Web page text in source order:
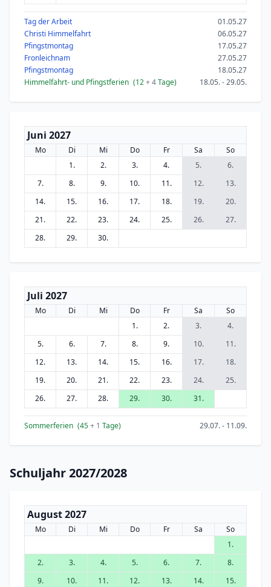
Tag der Arbeit
01.05.27
Christi Himmelfahrt
06.05.27
Pfingstmontag
17.05.27
Fronleichnam
27.05.27
Pfingstmontag
18.05.27
Himmelfahrt- und Pfingstferien (12+ 4Tage) 18.05. - 29.05.
Juni 2027
Mo Di Mi Do Fr Sa
So
1.
2. 3. 4. 5.
6.
7.
8. 9. 10. 11. 12.
13.
14.
15. 16. 17. 18. 19.
20.
21.
22. 23. 24. 25. 26.
27.
28.
29. 30.
Juli 2027
Mo Di Mi Do Fr Sa
So
1.
2. 3.
4.
5.
6. 7. 8. 9. 10.
11.
12.
13. 14. 15. 16. 17.
18.
19.
20. 21. 22. 23. 24.
25.
26.
27. 28. 29. 30. 31.
Sommerferien (45+ 1 Tage) 29.07. - 11.09.
Schuljahr 2027/2028
August 2027
Mo Di Mi Do Fr Sa
So
1.
2.
3. 4. 5. 6. 7.
8.
9.
10. 11. 12. 13. 14.
15.